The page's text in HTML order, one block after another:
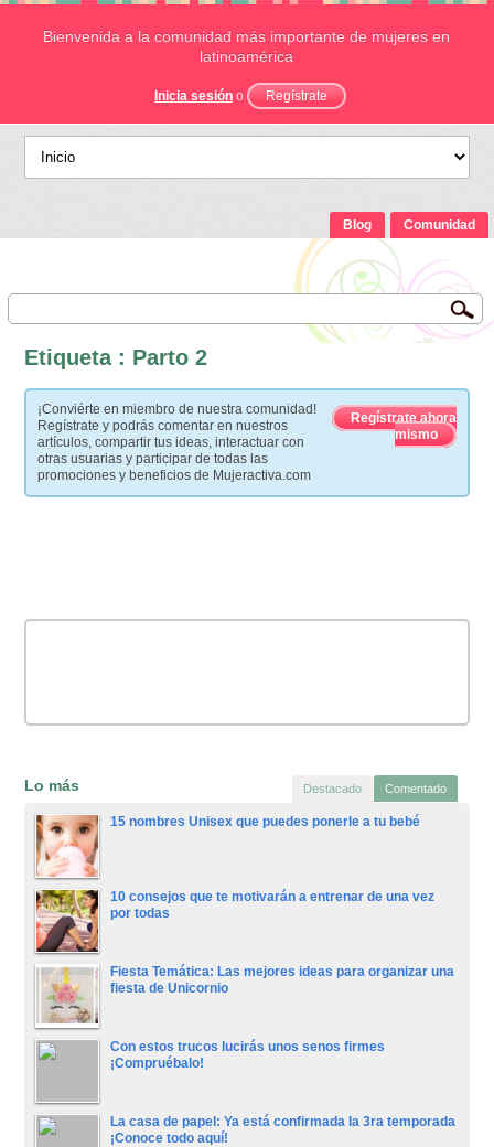
Bienvenida a la comunidad más importante de mujeres en
latinoamérica
Inicia sesión o Regístrate
Blog Comunidad
Etiqueta : Parto 2
¡Conviérte en miembro de nuestra comunidad!
Regístrate y podrás comentar en nuestros
artículos, compartir tus ideas, interactuar con
otras usuarias y participar de todas las
promociones y beneficios de Mujeractiva.com
Regístrate ahora
mismo
Lo más Destacado Comentado
15 nombres Unisex que puedes ponerle a tu bebé
10 consejos que te motivarán a entrenar de una vez
por todas
Fiesta Temática: Las mejores ideas para organizar una
fiesta de Unicornio
Con estos trucos lucirás unos senos firmes
¡Compruébalo!
La casa de papel: Ya está confirmada la 3ra temporada
¡Conoce todo aquí!